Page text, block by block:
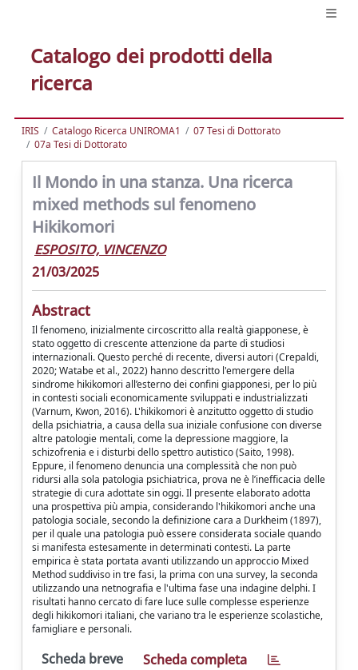
Catalogo dei prodotti della
ricerca
IRIS Catalogo Ricerca UNIROMA1
07 Tesi di Dottorato
07a Tesi di Dottorato
Il Mondo in una stanza. Una ricerca
mixed methods sul fenomeno
Hikikomori
ESPOSITO, VINCENZO
21/03/2025
Abstract
Il fenomeno, inizialmente circoscritto alla realtà giapponese, è
stato oggetto di crescente attenzione da parte di studiosi
internazionali. Questo perché di recente, diversi autori (Crepaldi,
2020; Watabe et al., 2022) hanno descritto l'emergere della
sindrome hikikomori all’esterno dei confini giapponesi, per lo più
in contesti sociali economicamente sviluppati e industrializzati
(Varnum, Kwon, 2016). L'hikikomori è anzitutto oggetto di studio
della psichiatria, a causa della sua iniziale confusione con diverse
altre patologie mentali, come la depressione maggiore, la
schizofrenia e i disturbi dello spettro autistico (Saito, 1998).
Eppure, il fenomeno denuncia una complessità che non può
ridursi alla sola patologia psichiatrica, prova ne è l’inefficacia delle
strategie di cura adottate sin oggi. Il presente elaborato adotta
una prospettiva più ampia, considerando l'hikikomori anche una
patologia sociale, secondo la definizione cara a Durkheim (1897),
per il quale una patologia può essere considerata sociale quando
si manifesta estesamente in determinati contesti. La parte
empirica è stata portata avanti utilizzando un approccio Mixed
Method suddiviso in tre fasi, la prima con una survey, la seconda
utilizzando una netnografia e l'ultima fase una indagine delphi. I
risultati hanno cercato di fare luce sulle complesse esperienze
degli hikikomori italiani, che variano tra le esperienze scolastiche,
famigliare e personali.
Scheda breve Scheda completa